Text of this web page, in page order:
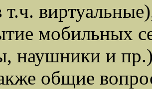
т.ч.
мобильных
наушники и
общие